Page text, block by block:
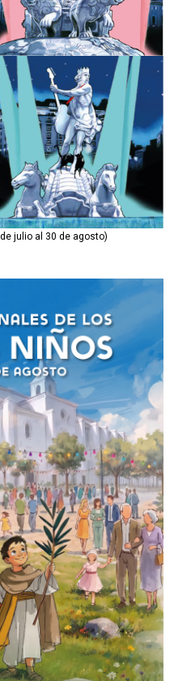
julio al 30 de agosto)